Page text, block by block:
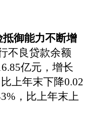
抵御能力不断增
不良贷款余额
6.85亿元， 增长
比上年末下降0.02
，比上年末上